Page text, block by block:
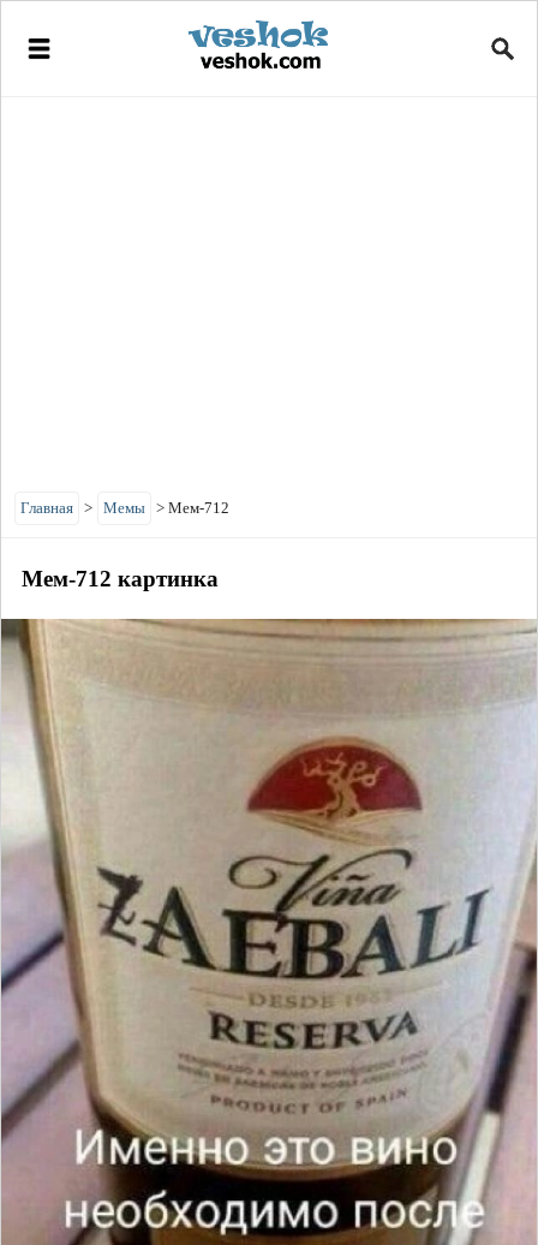
Главная > Мемы > Мем-712
Мем-712 картинка